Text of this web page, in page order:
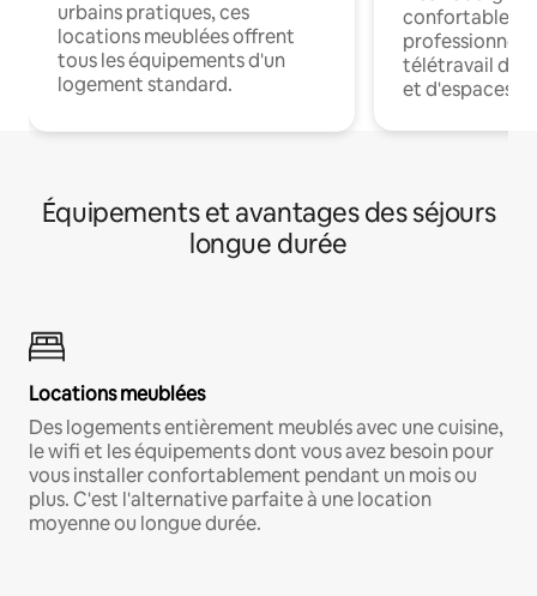
urbains pratiques, ces
locations meublées offrent
tous les équipements d'un
logement standard.
confortables
professionnels
télétravail
et d'espaces
Équipements et avantages des séjours
longue durée
Locations meublées
Des logements entièrement meublés avec une cuisine,
le wifi et les équipements dont vous avez besoin pour
vous installer confortablement pendant un mois ou
plus. C'est l'alternative parfaite à une location
moyenne ou longue durée.